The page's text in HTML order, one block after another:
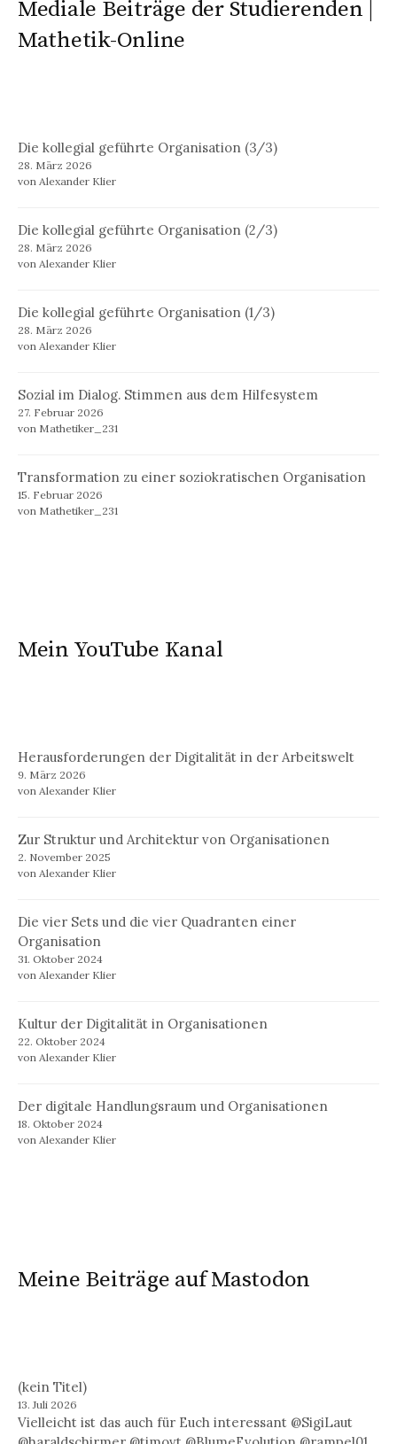
Mediale Beiträge der Studierenden |
Mathetik-Online
Die kollegial geführte Organisation (3/3)
28. März 2026
von Alexander Klier
Die kollegial geführte Organisation (2/3)
28. März 2026
von Alexander Klier
Die kollegial geführte Organisation (1/3)
28. März 2026
von Alexander Klier
Sozial im Dialog. Stimmen aus dem Hilfesystem
27. Februar 2026
von Mathetiker_231
Transformation zu einer soziokratischen Organisation
15. Februar 2026
von Mathetiker_231
Mein YouTube Kanal
Herausforderungen der Digitalität in der Arbeitswelt
9. März 2026
von Alexander Klier
Zur Struktur und Architektur von Organisationen
2. November 2025
von Alexander Klier
Die vier Sets und die vier Quadranten einer
Organisation
31. Oktober 2024
von Alexander Klier
Kultur der Digitalität in Organisationen
22. Oktober 2024
von Alexander Klier
Der digitale Handlungsraum und Organisationen
18. Oktober 2024
von Alexander Klier
Meine Beiträge auf Mastodon
(kein Titel)
13. Juli 2026
Vielleicht ist das auch für Euch interessant @SigiLaut